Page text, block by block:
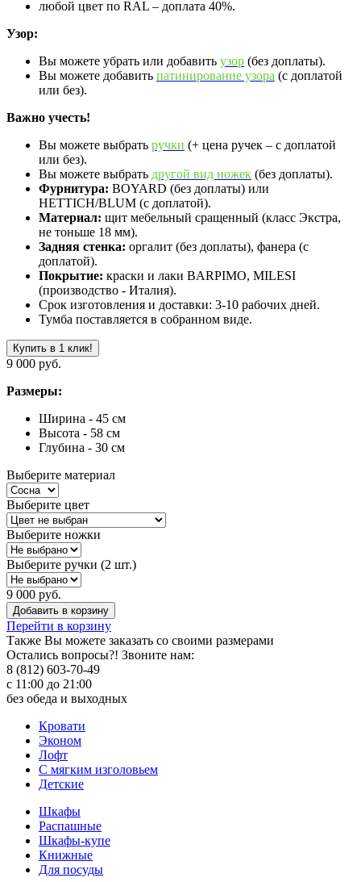
любой цвет по RAL – доплата 40%.
Узор:
Вы можете убрать или добавить узор (без доплаты).
Вы можете добавить патинирование узора (с доплатой
или без).
Важно учесть!
Вы можете выбрать ручки (+ цена ручек – с доплатой
или без).
Вы можете выбрать другой вид ножек (без доплаты).
Фурнитура: BOYARD (без доплаты) или
HETTICH/BLUM (с доплатой).
Материал: щит мебельный сращенный (класс Экстра,
не тоньше 18 мм).
Задняя стенка: оргалит (без доплаты), фанера (с
доплатой).
Покрытие: краски и лаки BARPIMO, MILESI
(производство - Италия).
Срок изготовления и доставки: 3-10 рабочих дней.
Тумба поставляется в собранном виде.
Купить в 1 клик!
9 000 руб.
Размеры:
Ширина - 45 см
Высота - 58 см
Глубина - 30 см
Выберите материал
Выберите цвет
Выберите ножки
Выберите ручки (2 шт.)
9 000 руб.
Добавить в корзину
Перейти в корзину
Также Вы можете заказать со своими размерами
Остались вопросы?! Звоните нам:
8 (812) 603-70-49
с 11:00 до 21:00
без обеда и выходных
Кровати
Эконом
Лофт
С мягким изголовьем
Детские
Шкафы
Распашные
Шкафы-купе
Книжные
Для посуды